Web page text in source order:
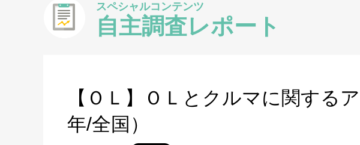
スペシャルコンテンツ
自主調査レポート
【ＯＬ】ＯＬとクルマに関する
年/全国）